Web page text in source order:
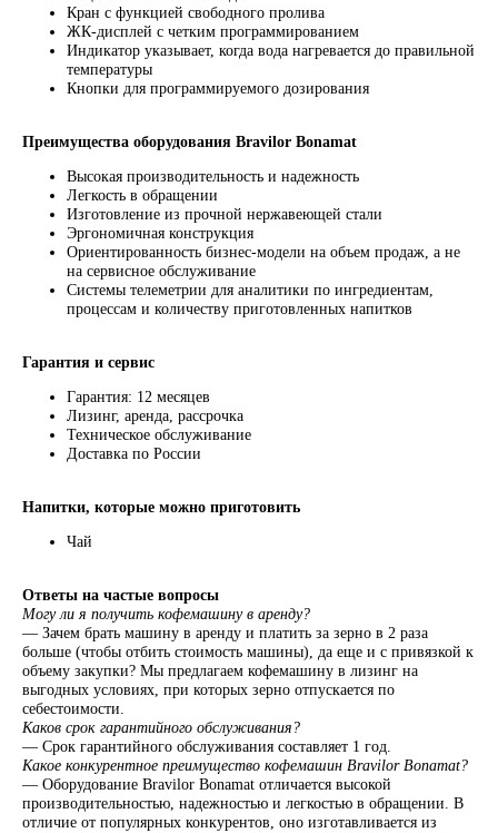
Кран с функцией свободного пролива
ЖК-дисплей с четким программированием
Индикатор указывает, когда вода нагревается до правильной
температуры
Кнопки для программируемого дозирования
Преимущества оборудования Bravilor Bonamat
Высокая производительность и надежность
Легкость в обращении
Изготовление из прочной нержавеющей стали
Эргономичная конструкция
Ориентированность бизнес-модели на объем продаж, а не
на сервисное обслуживание
Системы телеметрии для аналитики по ингредиентам,
процессам и количеству приготовленных напитков
Гарантия и сервис
Гарантия: 12 месяцев
Лизинг, аренда, рассрочка
Техническое обслуживание
Доставка по России
Напитки, которые можно приготовить
Чай
Ответы на частые вопросы
Могу ли я получить кофемашину в аренду?
— Зачем брать машину в аренду и платить за зерно в 2 раза
больше (чтобы отбить стоимость машины), да еще и с привязкой к
объему закупки? Мы предлагаем кофемашину в лизинг на
выгодных условиях, при которых зерно отпускается по
себестоимости.
Каков срок гарантийного обслуживания?
— Срок гарантийного обслуживания составляет 1 год.
Какое конкурентное преимущество кофемашин Bravilor Bonamat?
— Оборудование Bravilor Bonamat отличается высокой
производительностью, надежностью и легкостью в обращении. В
отличие от популярных конкурентов, оно изготавливается из
ПОДПИШИТЕСЬ
НА НАШУ
РАССЫЛКУ
ежедневно с 9:00 до 18:00
г. Люберцы,
Котельнический
проезд, д. 3
Я соглашаюсь на обработку персональных данных
согласно политике конфиденциальности
ОБУЧЕНИЕ
CTM
КАТАЛОГ
Политика конфиденциальности
Политика возврата и обмена
Оплата и доставка